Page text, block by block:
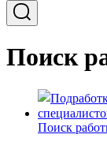
Поиск
Поиск